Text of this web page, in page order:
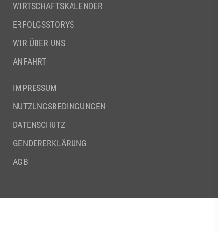
WIRTSCHAFTSKALENDER
ERFOLGSSTORYS
WIR ÜBER UNS
ANFAHRT
IMPRESSUM
NUTZUNGSBEDINGUNGEN
DATENSCHUTZ
GENDERERKLÄRUNG
AGB